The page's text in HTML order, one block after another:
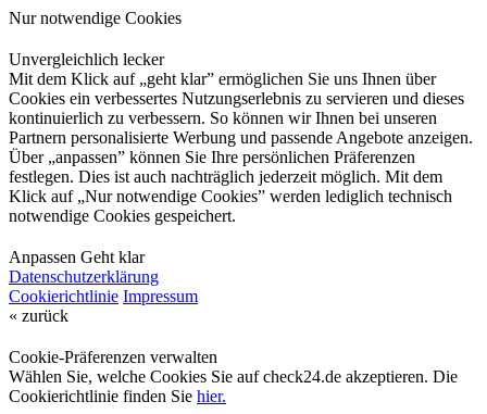
Nur notwendige Cookies
Unvergleichlich lecker
Mit dem Klick auf „geht klar” ermöglichen Sie uns Ihnen über
Cookies ein verbessertes Nutzungserlebnis zu servieren und dieses
kontinuierlich zu verbessern. So können wir Ihnen bei unseren
Partnern personalisierte Werbung und passende Angebote anzeigen.
Über „anpassen” können Sie Ihre persönlichen Präferenzen
festlegen. Dies ist auch nachträglich jederzeit möglich. Mit dem
Klick auf „Nur notwendige Cookies” werden lediglich technisch
notwendige Cookies gespeichert.
Anpassen Geht klar
Datenschutzerklärung
Cookierichtlinie Impressum
« zurück
Cookie-Präferenzen verwalten
Wählen Sie, welche Cookies Sie auf check24.de akzeptieren. Die
Cookierichtlinie finden Sie hier.